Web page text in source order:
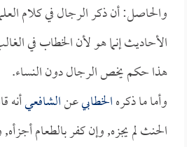
والحاصل: أن ذكر الرجال في كلام
الأحاديث إنما هو لأن الخطاب في
هذا حكم يخص الرجال دون النساء.
وأما ما ذكرهالخطابيعنالشافعيأنه
الحنث لم يجزه, وإن كفر بالطعام